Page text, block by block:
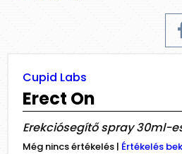
Cupid Labs
Erect On
Erekciósegítő spray 30ml-
Még nincs értékelés | Értékelés